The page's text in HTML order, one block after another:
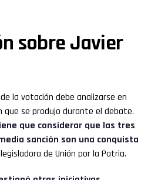
sobre Javier
la votación debe analizarse en
que se produjo durante el debate.
que considerar que las tres
sanción son una conquista
de Unión por la Patria.